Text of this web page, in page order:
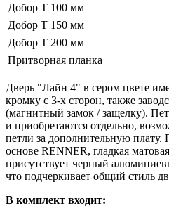
Добор Т 100 мм
Добор Т 150 мм
Добор Т 200 мм
Притворная планка
Дверь "Лайн 4" в сером цвете
кромку с 3-х сторон, также
(магнитный замок / защелку).
и приобретаются отдельно,
петли за дополнительную
основе RENNER, гладкая
присутствует черный
что подчеркивает общий стиль
В комплект входит: